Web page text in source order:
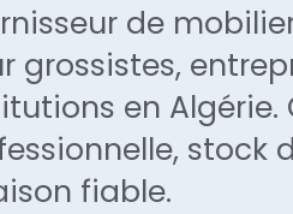
de
grossistes,
en Algérie.
stock
fiable.